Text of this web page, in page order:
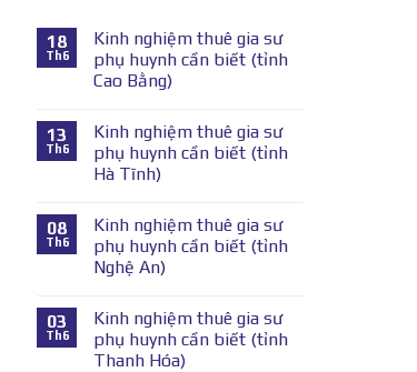
18
Th6
Kinh nghiệm thuê gia sư
phụ huynh cần biết (tỉnh
Cao Bằng)
13
Th6
Kinh nghiệm thuê gia sư
phụ huynh cần biết (tỉnh
Hà Tĩnh)
08
Th6
Kinh nghiệm thuê gia sư
phụ huynh cần biết (tỉnh
Nghệ An)
03
Th6
Kinh nghiệm thuê gia sư
phụ huynh cần biết (tỉnh
Thanh Hóa)